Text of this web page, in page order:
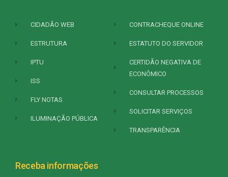
CIDADÃO WEB
ESTRUTURA
IPTU
ISS
FLY NOTAS
ILUMINAÇÃO PÚBLICA
CONTRACHEQUE ONLINE
ESTATUTO DO SERVIDOR
CERTIDÃO NEGATIVA DE
ECONÔMICO
CONSULTAR PROCESSOS
SOLICITAR SERVIÇOS
TRANSPARÊNCIA
Receba informações